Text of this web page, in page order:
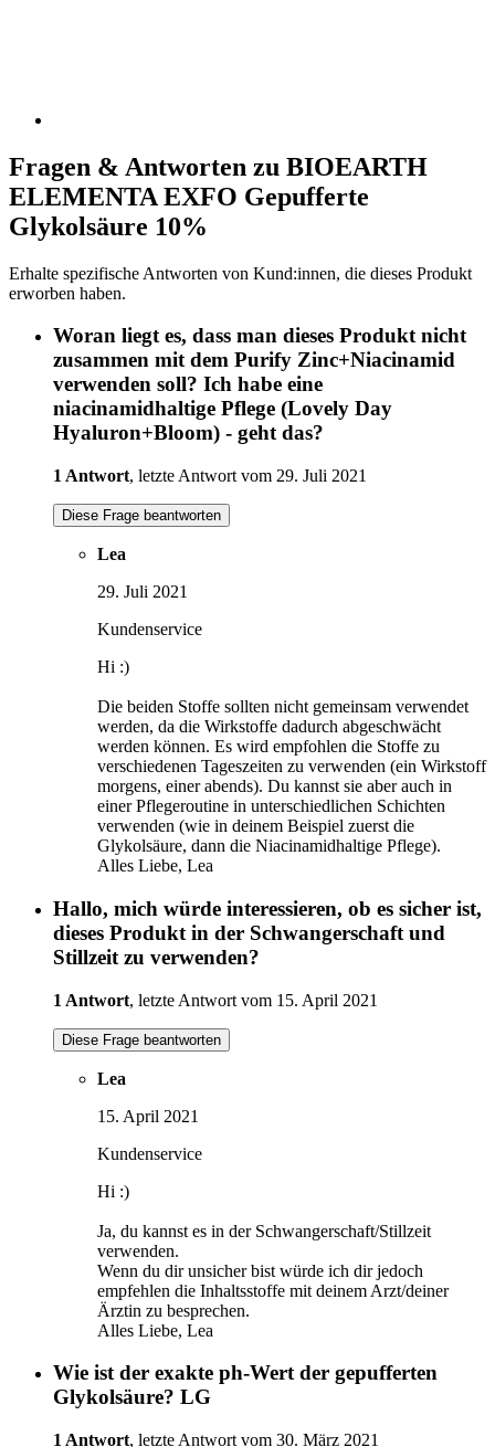
Fragen & Antworten zu BIOEARTH
ELEMENTA EXFO Gepufferte
Glykolsäure 10%
Erhalte spezifische Antworten von Kund:innen, die dieses Produkt
erworben haben.
Woran liegt es, dass man dieses Produkt nicht
zusammen mit dem Purify Zinc+Niacinamid
verwenden soll? Ich habe eine
niacinamidhaltige Pflege (Lovely Day
Hyaluron+Bloom) - geht das?
1 Antwort, letzte Antwort vom 29. Juli 2021
Diese Frage beantworten
Lea
29. Juli 2021
Kundenservice
Hi :)
Die beiden Stoffe sollten nicht gemeinsam verwendet
werden, da die Wirkstoffe dadurch abgeschwächt
werden können. Es wird empfohlen die Stoffe zu
verschiedenen Tageszeiten zu verwenden (ein Wirkstoff
morgens, einer abends). Du kannst sie aber auch in
einer Pflegeroutine in unterschiedlichen Schichten
verwenden (wie in deinem Beispiel zuerst die
Glykolsäure, dann die Niacinamidhaltige Pflege).
Alles Liebe, Lea
Hallo, mich würde interessieren, ob es sicher ist,
dieses Produkt in der Schwangerschaft und
Stillzeit zu verwenden?
1 Antwort, letzte Antwort vom 15. April 2021
Diese Frage beantworten
Lea
15. April 2021
Kundenservice
Hi :)
Ja, du kannst es in der Schwangerschaft/Stillzeit
verwenden.
Wenn du dir unsicher bist würde ich dir jedoch
empfehlen die Inhaltsstoffe mit deinem Arzt/deiner
Ärztin zu besprechen.
Alles Liebe, Lea
Wie ist der exakte ph-Wert der gepufferten
Glykolsäure? LG
1 Antwort, letzte Antwort vom 30. März 2021